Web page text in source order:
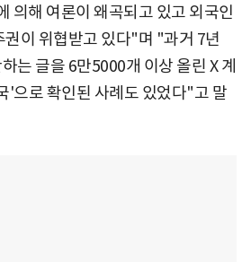
의해 여론이 왜곡되고 있고 외국인
권이 위협받고 있다"며 "과거 7년
는 글을 6만5000개 이상 올린 X 계
'으로 확인된 사례도 있었다"고 말